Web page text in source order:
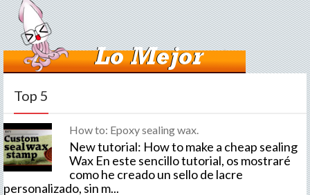
Top 5
How to: Epoxy sealing wax.
New tutorial: How to make a cheap sealing
Wax En este sencillo tutorial, os mostraré
como he creado un sello de lacre
personalizado, sin m...